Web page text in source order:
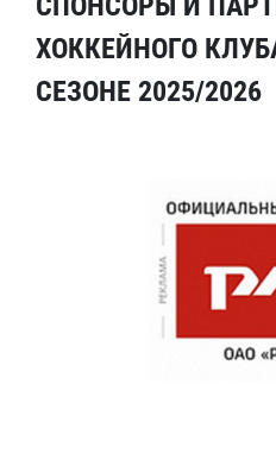
ХОККЕЙНОГО
СЕЗОНЕ 2025/2026